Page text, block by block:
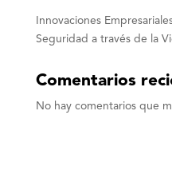
Innovaciones
Seguridad a través de la
Comentarios
No hay comentarios que